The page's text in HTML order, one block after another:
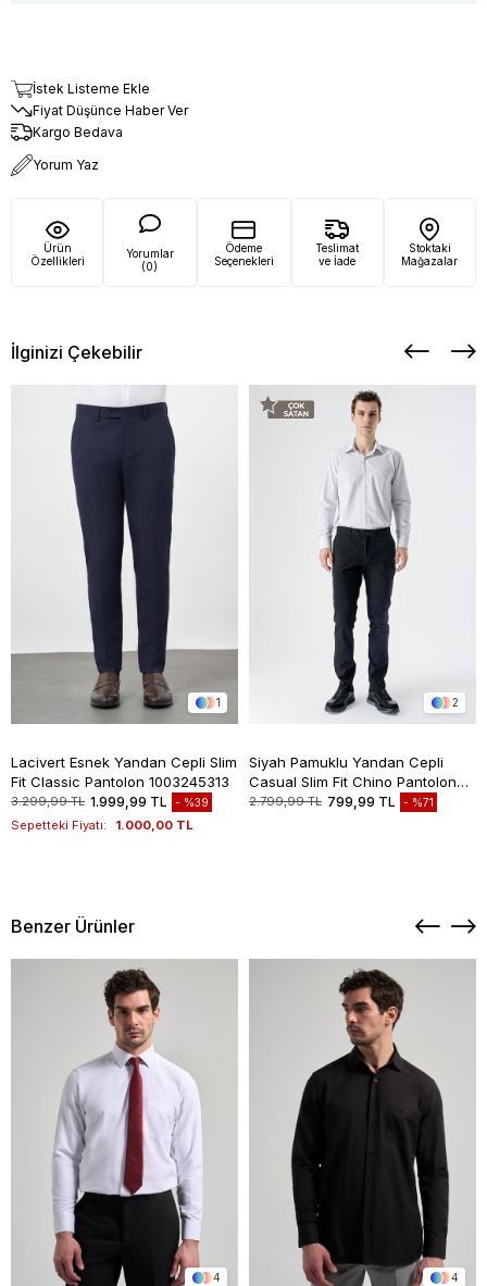
İstek Listeme Ekle
Fiyat Düşünce Haber Ver
Kargo Bedava
Yorum Yaz
Ürün
Özellikleri
Yorumlar
(0)
Ödeme
Seçenekleri
Teslimat
ve İade
Stoktaki
Mağazalar
İlginizi Çekebilir
1
Lacivert Esnek Yandan Cepli Slim
Fit Classic Pantolon 1003245313
3.299,99 TL 1.999,99 TL %39
Sepetteki Fiyatı: 1.000,00 TL
2
Siyah Pamuklu Yandan Cepli
Casual Slim Fit Chino Pantolon
1003235117
2.799,99 TL 799,99 TL %71
Benzer Ürünler
4 4